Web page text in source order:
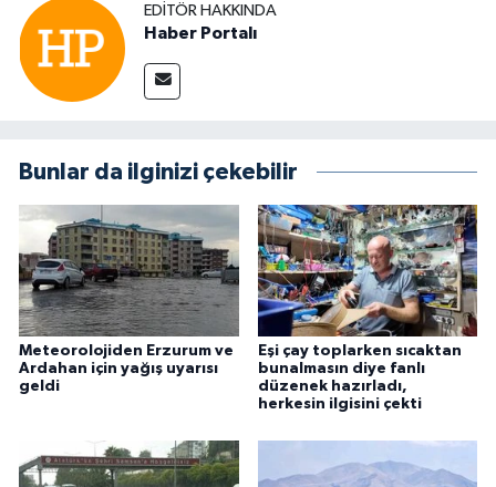
EDITÖR HAKKINDA
Haber Portalı
Bunlar da ilginizi çekebilir
Meteorolojiden Erzurum ve
Ardahan için yağış uyarısı
geldi
Eşi çay toplarken sıcaktan
bunalmasın diye fanlı
düzenek hazırladı,
herkesin ilgisini çekti